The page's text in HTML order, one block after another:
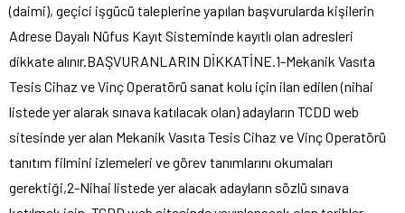
(daimi), geçici işgücü taleplerine yapılan başvurularda kişilerin
Adrese Dayalı Nüfus Kayıt Sisteminde kayıtlı olan adresleri
dikkate alınır.BAŞVURANLARIN DİKKATİNE.1-Mekanik Vasıta
Tesis Cihaz ve Vinç Operatörü sanat kolu için ilan edilen (nihai
listede yer alarak sınava katılacak olan) adayların TCDD web
sitesinde yer alan Mekanik Vasıta Tesis Cihaz ve Vinç Operatörü
tanıtım filmini izlemeleri ve görev tanımlarını okumaları
gerektiği,2-Nihai listede yer alacak adayların sözlü sınava